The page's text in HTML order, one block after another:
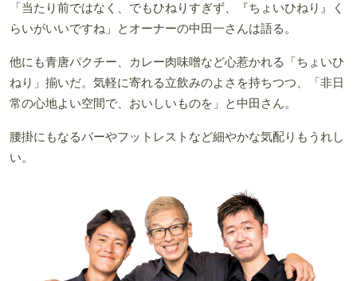
「当たり前ではなく、でもひねりすぎず、『ちょいひねり』く
らいがいいですね」とオーナーの中田一さんは語る。
他にも青唐パクチー、カレー肉味噌など心惹かれる「ちょいひ
ねり」揃いだ。気軽に寄れる立飲みのよさを持ちつつ、「非日
常の心地よい空間で、おいしいものを」と中田さん。
腰掛にもなるバーやフットレストなど細やかな気配りもうれし
い。